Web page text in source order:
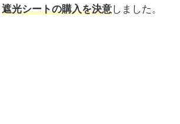
遮光シートの購入を決意しました。